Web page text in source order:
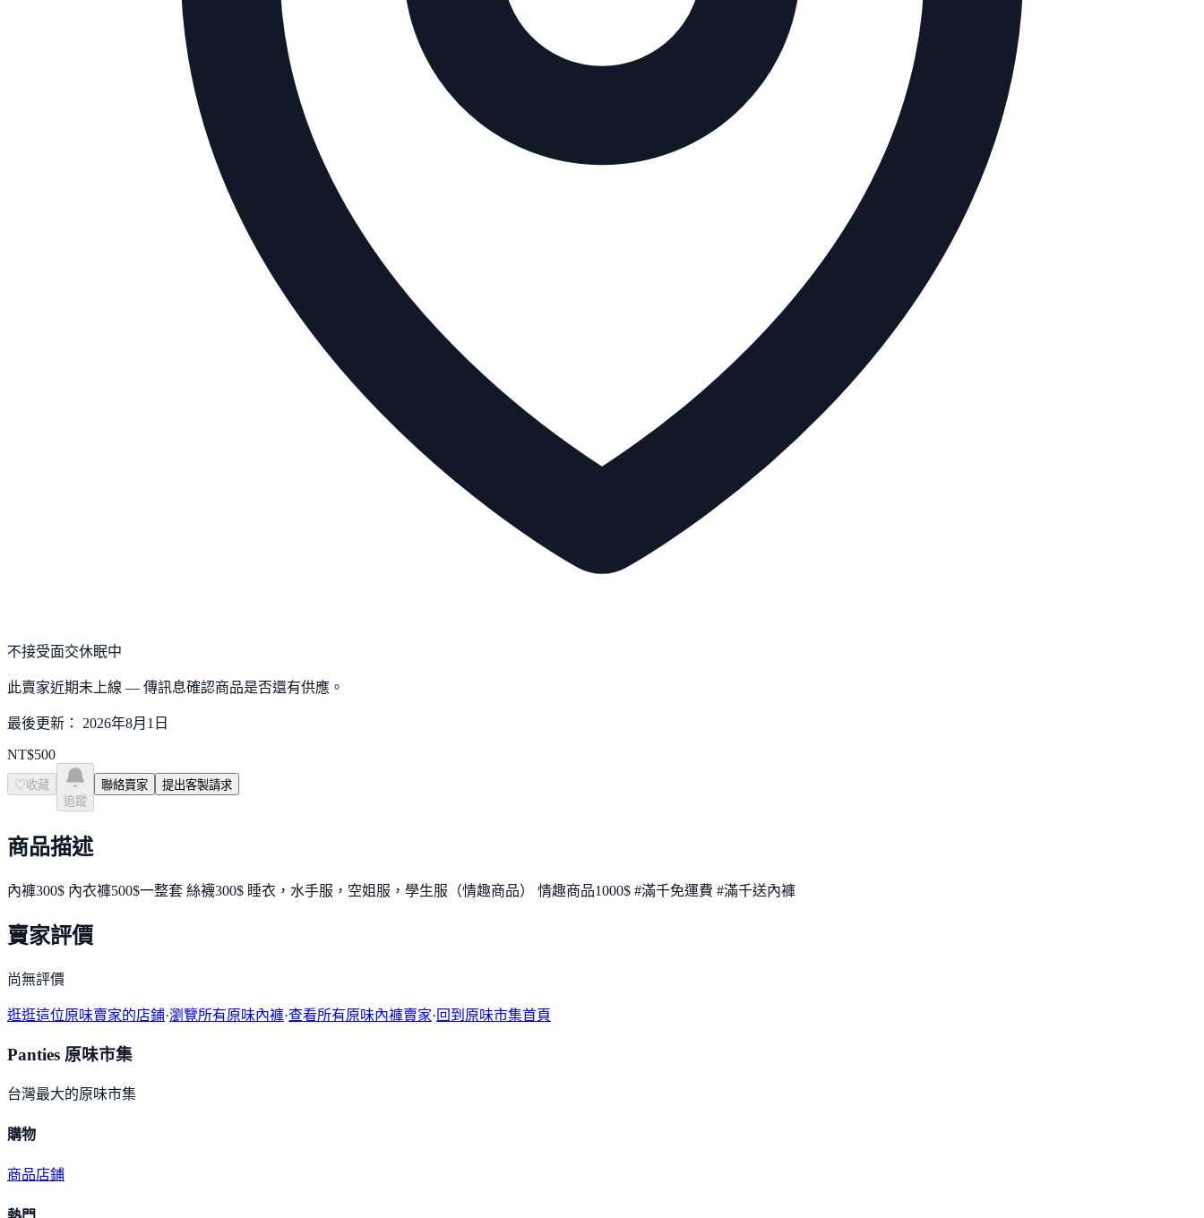
不接受面交休眠中
此賣家近期未上線 — 傳訊息確認商品是否還有供應。
最後更新： 2026年8月1日
NT$500
♡ 收藏
追蹤
聯絡賣家 提出客製請求
商品描述
內褲300$ 內衣褲500$一整套 絲襪300$ 睡衣，水手服，空姐服，學生服（情趣商品） 情趣商品1000$ #滿千免運費 #滿千送內褲
賣家評價
尚無評價
逛逛這位原味賣家的店鋪·瀏覽所有原味內褲·查看所有原味內褲賣家·回到原味市集首頁
Panties 原味市集
台灣最大的原味市集
購物
商品店鋪